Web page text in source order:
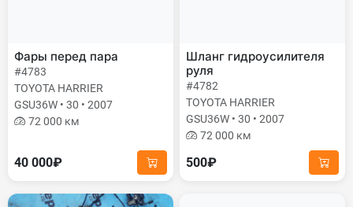
Фары перед пара
#4783
TOYOTA HARRIER
GSU36W • 30 • 2007
72 000 км
40 000₽
Шланг гидроусилителя
руля
#4782
TOYOTA HARRIER
GSU36W • 30 • 2007
72 000 км
500₽